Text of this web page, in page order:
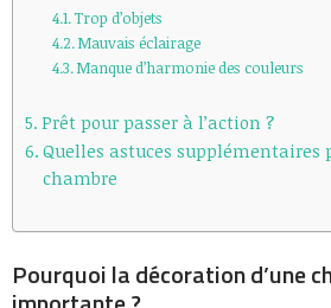
Trop d’objets
Mauvais éclairage
Manque d’harmonie des couleurs
Prêt pour passer à l’action ?
Quelles astuces supplémentaires
chambre
Pourquoi la décoration d’une